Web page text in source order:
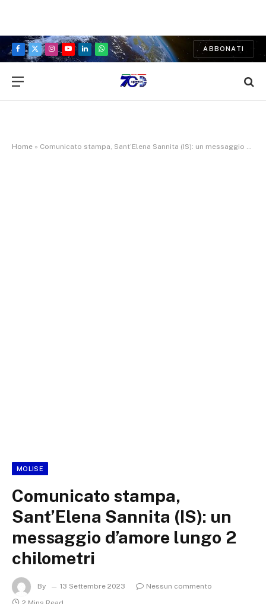
Facebook
X
Instagram
YouTubeLinkedInWhatsApp
ABBONATI
Home » Comunicato stampa, Sant’Elena Sannita (IS): un messaggio d’amore lungo 2 chilometri
MOLISE
Comunicato stampa,
Sant’Elena Sannita (IS): un
messaggio d’amore lungo 2
chilometri
By 13 Settembre 2023
Nessun commento